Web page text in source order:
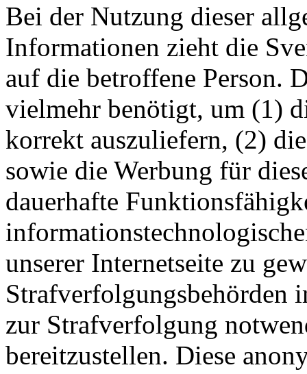
Bei der Nutzung dieser
Informationen zieht die
auf die betroffene Person.
vielmehr benötigt, um (1)
korrekt auszuliefern, (2)
sowie die Werbung für
dauerhafte
unserer Internetseite zu
Strafverfolgungsbehörden
zur Strafverfolgung
bereitzustellen. Diese